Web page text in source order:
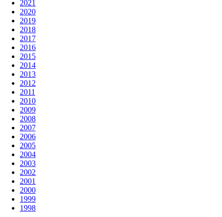
2021
2020
2019
2018
2017
2016
2015
2014
2013
2012
2011
2010
2009
2008
2007
2006
2005
2004
2003
2002
2001
2000
1999
1998